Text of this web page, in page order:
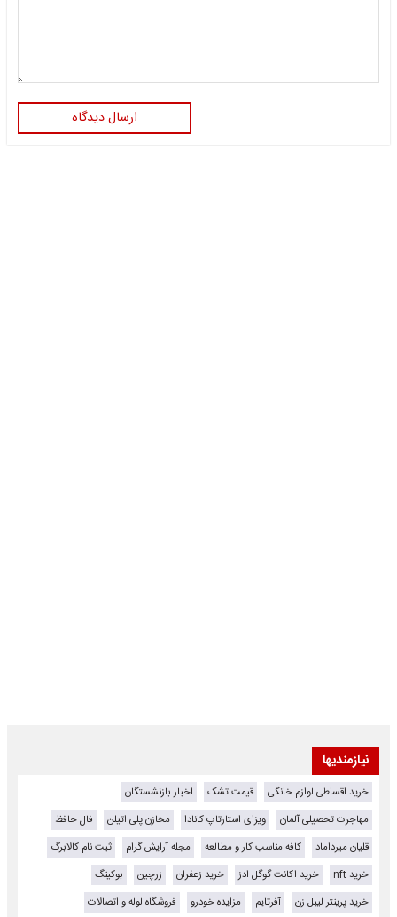
ارسال دیدگاه
نیازمندیها
خرید اقساطی لوازم خانگی قیمت تشک
اخبار بازنشستگان
مهاجرت تحصیلی آلمان
ویزای استارتاپ کانادا مخازن پلی اتیلن
فال حافظ
قلیان میرداماد
کافه مناسب کار و مطالعه مجله آرایش گرام
ثبت نام کالابرگ
خرید nft
خرید اکانت گوگل ادز خرید زعفران زرچین
بوکینگ
خرید پرینتر لیبل زن
آفرتایم مزایده خودرو
فروشگاه لوله و اتصالات